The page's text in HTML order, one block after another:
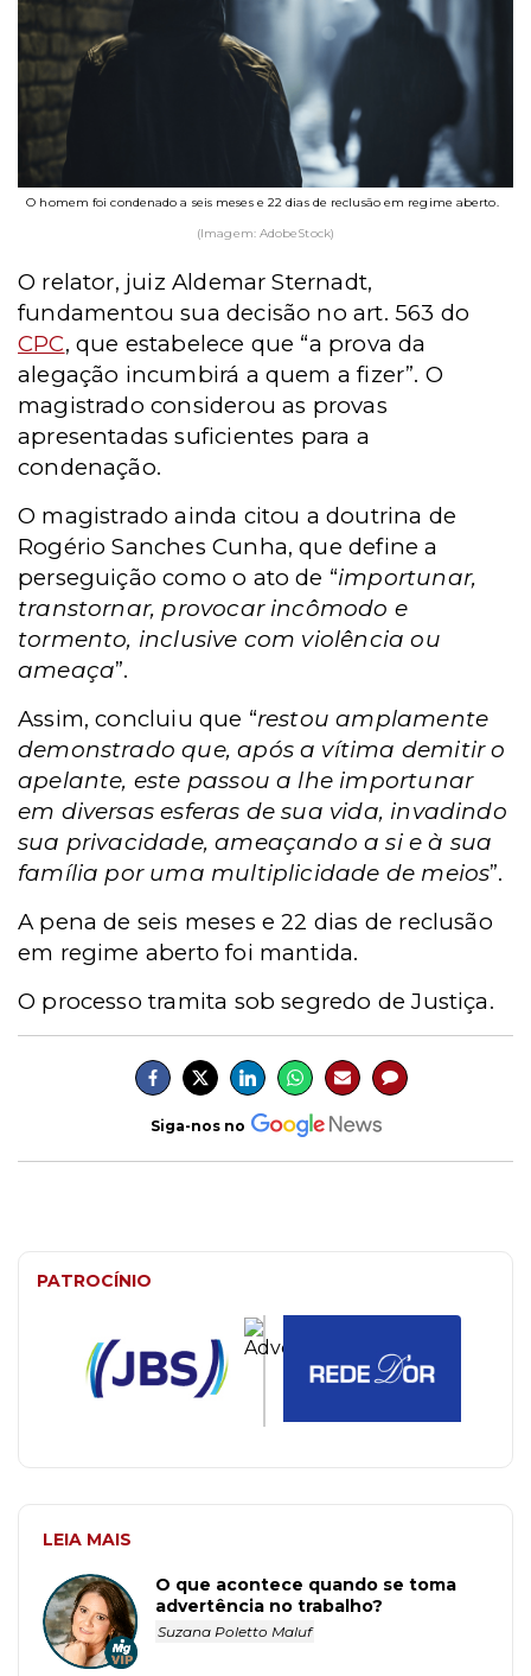
O homem foi condenado a seis meses e 22 dias de reclusão em regime aberto.
(Imagem: AdobeStock)
O relator, juiz Aldemar Sternadt,
fundamentou sua decisão no art. 563 do
CPC, que estabelece que “a prova da
alegação incumbirá a quem a fizer”. O
magistrado considerou as provas
apresentadas suficientes para a
condenação.
O magistrado ainda citou a doutrina de
Rogério Sanches Cunha, que define a
perseguição como o ato de “importunar,
transtornar, provocar incômodo e
tormento, inclusive com violência ou
ameaça”.
Assim, concluiu que “restou amplamente
demonstrado que, após a vítima demitir o
apelante, este passou a lhe importunar
em diversas esferas de sua vida, invadindo
sua privacidade, ameaçando a si e à sua
família por uma multiplicidade de meios”.
A pena de seis meses e 22 dias de reclusão
em regime aberto foi mantida.
O processo tramita sob segredo de Justiça.
Siga-nos no
PATROCÍNIO
LEIA MAIS
O que acontece quando se toma
advertência no trabalho?
Suzana Poletto Maluf